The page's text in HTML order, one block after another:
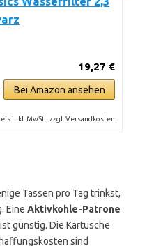
19,27 €
Bei Amazon ansehen
inkl. MwSt., zzgl. Versandkosten
Tassen pro Tag trinkst,
Eine Aktivkohle-Patrone
günstig. Die Kartusche
sind